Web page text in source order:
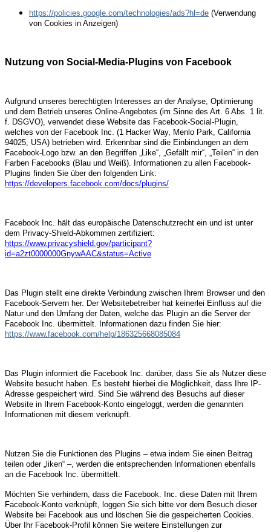
https://policies.google.com/technologies/ads?hl=de (Verwendung
von Cookies in Anzeigen)
Nutzung von Social-Media-Plugins von Facebook
Aufgrund unseres berechtigten Interesses an der Analyse, Optimierung
und dem Betrieb unseres Online-Angebotes (im Sinne des Art. 6 Abs. 1 lit.
f. DSGVO), verwendet diese Website das Facebook-Social-Plugin,
welches von der Facebook Inc. (1 Hacker Way, Menlo Park, California
94025, USA) betrieben wird. Erkennbar sind die Einbindungen an dem
Facebook-Logo bzw. an den Begriffen „Like“, „Gefällt mir“, „Teilen“ in den
Farben Facebooks (Blau und Weiß). Informationen zu allen Facebook-
Plugins finden Sie über den folgenden Link:
https://developers.facebook.com/docs/plugins/
Facebook Inc. hält das europäische Datenschutzrecht ein und ist unter
dem Privacy-Shield-Abkommen zertifiziert:
https://www.privacyshield.gov/participant?
id=a2zt0000000GnywAAC&status=Active
Das Plugin stellt eine direkte Verbindung zwischen Ihrem Browser und den
Facebook-Servern her. Der Websitebetreiber hat keinerlei Einfluss auf die
Natur und den Umfang der Daten, welche das Plugin an die Server der
Facebook Inc. übermittelt. Informationen dazu finden Sie hier:
https://www.facebook.com/help/186325668085084
Das Plugin informiert die Facebook Inc. darüber, dass Sie als Nutzer diese
Website besucht haben. Es besteht hierbei die Möglichkeit, dass Ihre IP-
Adresse gespeichert wird. Sind Sie während des Besuchs auf dieser
Website in Ihrem Facebook-Konto eingeloggt, werden die genannten
Informationen mit diesem verknüpft.
Nutzen Sie die Funktionen des Plugins – etwa indem Sie einen Beitrag
teilen oder „liken“ –, werden die entsprechenden Informationen ebenfalls
an die Facebook Inc. übermittelt.
Möchten Sie verhindern, dass die Facebook. Inc. diese Daten mit Ihrem
Facebook-Konto verknüpft, loggen Sie sich bitte vor dem Besuch dieser
Website bei Facebook aus und löschen Sie die gespeicherten Cookies.
Über Ihr Facebook-Profil können Sie weitere Einstellungen zur